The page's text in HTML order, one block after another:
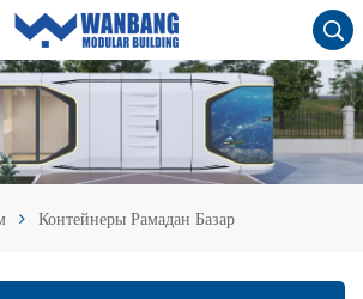
Контейнеры Рамадан Базар